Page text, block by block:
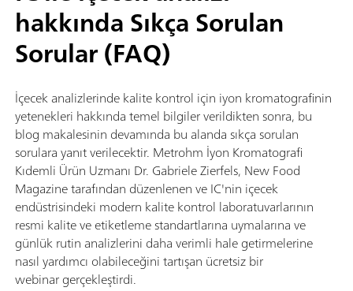
hakkında Sıkça Sorulan
Sorular (FAQ)
İçecek analizlerinde kalite kontrol için iyon kromatografinin
yetenekleri hakkında temel bilgiler verildikten sonra, bu
blog makalesinin devamında bu alanda sıkça sorulan
sorulara yanıt verilecektir. Metrohm İyon Kromatografi
Kıdemli Ürün Uzmanı Dr. Gabriele Zierfels, New Food
Magazine tarafından düzenlenen ve IC'nin içecek
endüstrisindeki modern kalite kontrol laboratuvarlarının
resmi kalite ve etiketleme standartlarına uymalarına ve
günlük rutin analizlerini daha verimli hale getirmelerine
nasıl yardımcı olabileceğini tartışan ücretsiz bir
webinar gerçekleştirdi.